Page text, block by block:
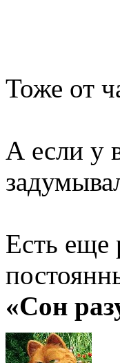
Тоже от
А если у
Есть еще
«Сон